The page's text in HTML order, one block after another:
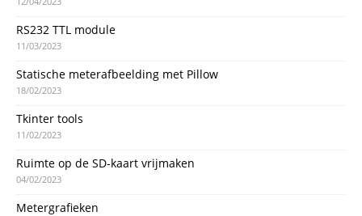
RS232 TTL module
11/03/2023
Statische meterafbeelding met Pillow
18/02/2023
Tkinter tools
11/02/2023
Ruimte op de SD-kaart vrijmaken
04/02/2023
Metergrafieken